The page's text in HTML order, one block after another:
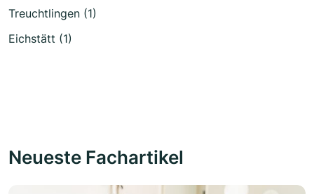
Treuchtlingen (1)
Eichstätt (1)
Neueste Fachartikel